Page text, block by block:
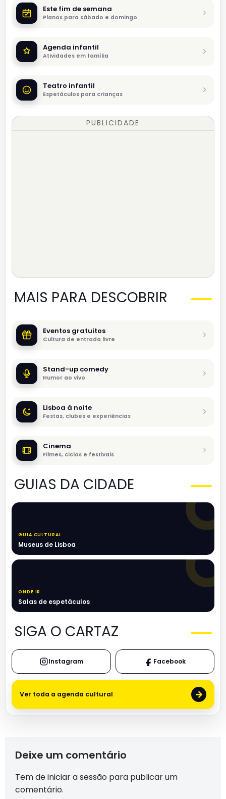
Este fim de semana
Planos para sábado e domingo
Agenda infantil
Atividades em família
Teatro infantil
Espetáculos para crianças
PUBLICIDADE
MAIS PARA DESCOBRIR
Eventos gratuitos
Cultura de entrada livre
Stand-up comedy
Humor ao vivo
Lisboa à noite
Festas, clubes e experiências
Cinema
Filmes, ciclos e festivais
GUIAS DA CIDADE
GUIA CULTURAL
Museus de Lisboa
ONDE IR
Salas de espetáculos
SIGA O CARTAZ
Instagram Facebook
Ver toda a agenda cultural →
Deixe um comentário
Tem deiniciar a sessão para publicar um
comentário.